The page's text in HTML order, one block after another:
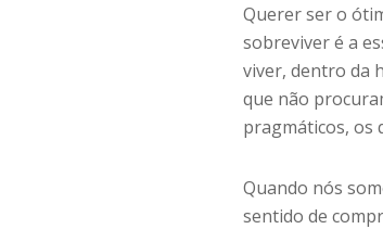
Querer ser o
sobreviver é a
viver, dentro da
que não
pragmáticos, os
Quando nós
sentido de